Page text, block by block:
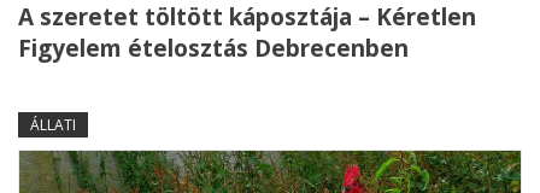
A szeretet töltött káposztája – Kéretlen
Figyelem ételosztás Debrecenben
ÁLLATI